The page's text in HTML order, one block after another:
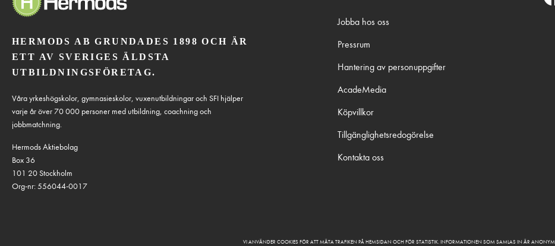
HERMODS AB GRUNDADES 1898 OCH ÄR
ETT AV SVERIGES ÄLDSTA
UTBILDNINGSFÖRETAG.
Våra yrkeshögskolor, gymnasieskolor, vuxenutbildningar och SFI hjälper
varje år över 70 000 personer med utbildning, coachning och
jobbmatchning.
Hermods Aktiebolag
Box 36
101 20 Stockholm
Org-nr: 556044-0017
Jobba hos oss
Pressrum
Hantering av personuppgifter
AcadeMedia
Köpvillkor
Tillgänglighetsredogörelse
Kontakta oss
VI ANVÄNDER COOKIES FÖR ATT MÄTA TRAFIKEN PÅ HEMSIDAN OCH FÖR STATISTIK. INFORMATIONEN SOM SAMLAS IN ÄR ANONYM.